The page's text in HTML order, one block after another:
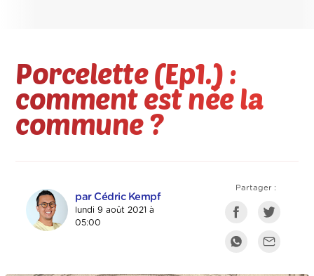
Porcelette (Ep1.) :
comment est née la
commune ?
par Cédric Kempf
lundi 9 août 2021 à
05:00
Partager :